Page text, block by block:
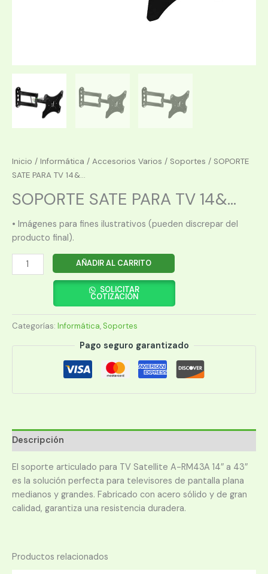
Inicio / Informática / Accesorios Varios / Soportes / SOPORTE
SATE PARA TV 14&...
SOPORTE SATE PARA TV 14&...
• Imágenes para fines ilustrativos (pueden discrepar del
producto final).
SOPORTE
SATE
14"-43"
A-
AÑADIR AL CARRITO
SOLICITAR
COTIZACIÓN
Categorías: Informática, Soportes
Pago seguro garantizado
Descripción
El soporte articulado para TV Satellite A-RM43A 14″ a 43″
es la solución perfecta para televisores de pantalla plana
medianos y grandes. Fabricado con acero sólido y de gran
calidad, garantiza una resistencia duradera.
Productos relacionados